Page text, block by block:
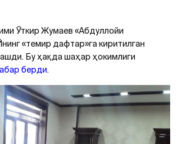
Ўткир Жумаев «Aбдуллойи
«темир дафтар»га киритилган
Бу ҳақда шаҳар ҳокимлиги
берди.